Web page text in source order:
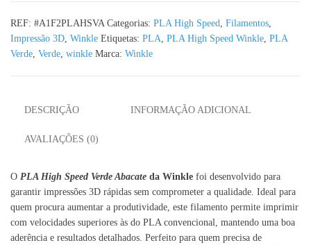
REF: #A1F2PLAHSVA Categorias: PLA High Speed Filamentos
Impressão 3D Winkle Etiquetas: PLA PLA High Speed Winkle PLA
Verde Verde winkle Marca: Winkle
DESCRIÇÃO INFORMAÇÃO ADICIONAL
AVALIAÇÕES (0)
O PLA High Speed Verde Abacate da Winkle foi desenvolvido para
garantir impressões 3D rápidas sem comprometer a qualidade. Ideal para
quem procura aumentar a produtividade, este filamento permite imprimir
com velocidades superiores às do PLA convencional, mantendo uma boa
aderência e resultados detalhados. Perfeito para quem precisa de